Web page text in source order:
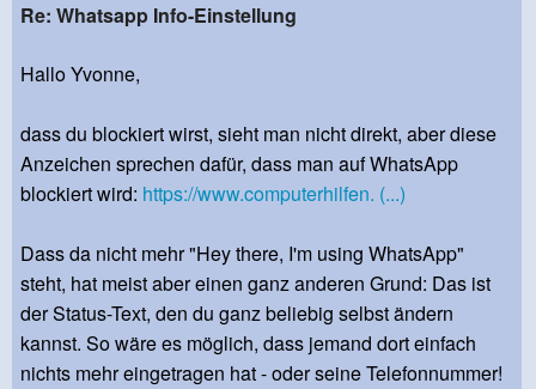
Re: Whatsapp Info-Einstellung
Hallo Yvonne,
dass du blockiert wirst, sieht man nicht direkt, aber diese
Anzeichen sprechen dafür, dass man auf WhatsApp
blockiert wird: https://www.computerhilfen. (...)
Dass da nicht mehr "Hey there, I'm using WhatsApp"
steht, hat meist aber einen ganz anderen Grund: Das ist
der Status-Text, den du ganz beliebig selbst ändern
kannst. So wäre es möglich, dass jemand dort einfach
nichts mehr eingetragen hat - oder seine Telefonnummer!